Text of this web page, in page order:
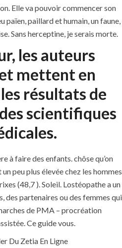
Elle va pouvoir commencer son
païen, paillard et humain, un faune,
Sans herceptine, je serais morte.
les auteurs
mettent en
résultats de
scientifiques
à faire des enfants. chôse qu’on
peu plus élevée chez les hommes
(48,7 ). Soleil. Lostéopathe a un
des partenaires ou des femmes qui
de PMA – procréation
Ce guide vous.
Du Zetia En Ligne
because
that is always under
and deliver your
time!